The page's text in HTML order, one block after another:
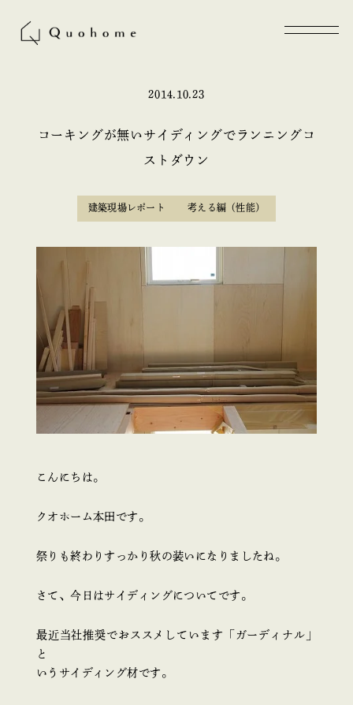
2014.10.23
コーキングが無いサイディングでランニングコ
ストダウン
建築現場レポート 考える編（性能）
こんにちは。
クオホーム本田です。
祭りも終わりすっかり秋の装いになりましたね。
さて、今日はサイディングについてです。
最近当社推奨でおススメしています「ガーディナル」
と
いうサイディング材です。